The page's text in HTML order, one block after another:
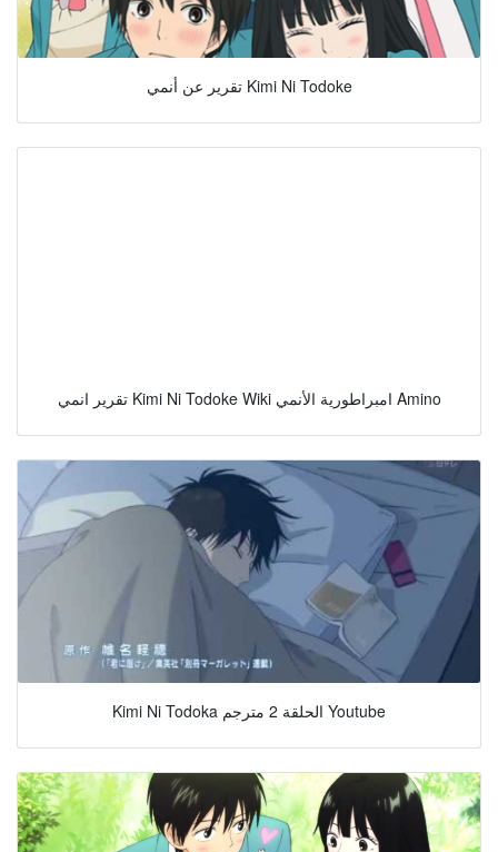
تقرير عن أنمي Kimi Ni Todoke
تقرير انمي Kimi Ni Todoke Wiki امبراطورية الأنمي Amino
Kimi Ni Todoka الحلقة 2 مترجم Youtube